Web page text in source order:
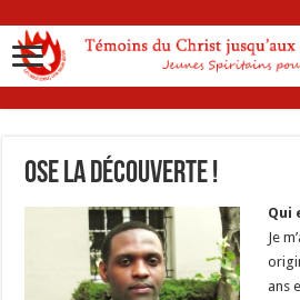
Ose la découverte !
Qui
Je
ans